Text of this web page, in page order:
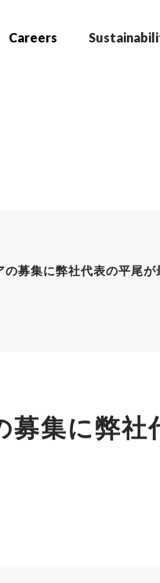
Careers
募集に弊社代表の平尾が
集に弊社